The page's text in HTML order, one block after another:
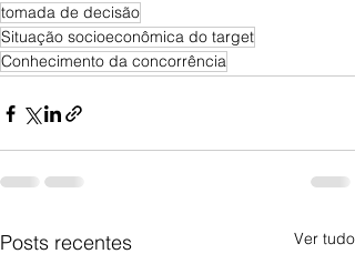
tomada de decisão
Situação socioeconômica do target
Conhecimento da concorrência
Posts recentes Ver tudo